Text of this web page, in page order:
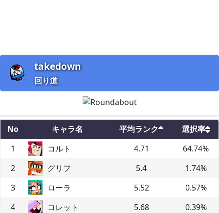
takedown
回り道
No キャラ名 平均ランク
選択率
1
コルト 4.71 64.74%
2
グリフ 5.4 1.74%
3
ローラ 5.52 0.57%
4
コレット 5.68 0.39%